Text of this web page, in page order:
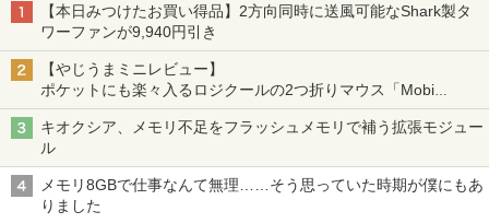
【本日みつけたお買い得品】2方向同時に送風可能なShark製タ
ワーファンが9,940円引き
【やじうまミニレビュー】
ポケットにも楽々入るロジクールの2つ折りマウス「Mobi
Fold」。その気になるギミックとは？
キオクシア、メモリ不足をフラッシュメモリで補う拡張モジュー
ル
メモリ8GBで仕事なんて無理……そう思っていた時期が僕にもあ
りました